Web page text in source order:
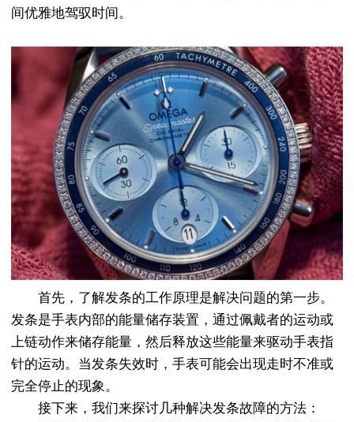
间优雅地驾驭时间。
首先，了解发条的工作原理是解决问题的第一步。
发条是手表内部的能量储存装置，通过佩戴者的运动或
上链动作来储存能量，然后释放这些能量来驱动手表指
针的运动。当发条失效时，手表可能会出现走时不准或
完全停止的现象。
接下来，我们来探讨几种解决发条故障的方法：